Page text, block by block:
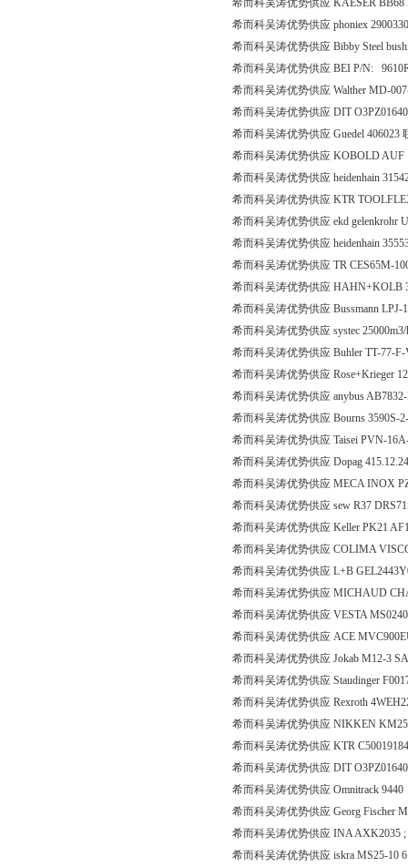
希而科吴涛优势供应 KAESER BB68
希而科吴涛优势供应 phoniex
希而科吴涛优势供应 Bibby Steel
希而科吴涛优势供应 BEI P/N:
希而科吴涛优势供应 Walther MD-
希而科吴涛优势供应 DIT
希而科吴涛优势供应 Guedel 406023
希而科吴涛优势供应 KOBOLD
希而科吴涛优势供应 heidenhain
希而科吴涛优势供应 KTR
希而科吴涛优势供应 ekd gelenkrohr
希而科吴涛优势供应 heidenhain
希而科吴涛优势供应 TR CES65M-
希而科吴涛优势供应 HAHN+KOLB
希而科吴涛优势供应 Bussmann LPJ-
希而科吴涛优势供应 systec
希而科吴涛优势供应 Buhler TT-77-
希而科吴涛优势供应 Rose+Krieger
希而科吴涛优势供应 anybus
希而科吴涛优势供应 Bourns 3590S-
希而科吴涛优势供应 Taisei PVN-
希而科吴涛优势供应 Dopag
希而科吴涛优势供应 MECA INOX
希而科吴涛优势供应 sew R37
希而科吴涛优势供应 Keller PK21
希而科吴涛优势供应 COLIMA
希而科吴涛优势供应 L+B
希而科吴涛优势供应 MICHAUD
希而科吴涛优势供应 VESTA
希而科吴涛优势供应 ACE
希而科吴涛优势供应 Jokab M12-3
希而科吴涛优势供应 Staudinger
希而科吴涛优势供应 Rexroth
希而科吴涛优势供应 NIKKEN
希而科吴涛优势供应 KTR
希而科吴涛优势供应 DIT
希而科吴涛优势供应 Omnitrack 9440
希而科吴涛优势供应 Georg Fischer
希而科吴涛优势供应 INA AXK2035 ;
希而科吴涛优势供应 iskra MS25-10